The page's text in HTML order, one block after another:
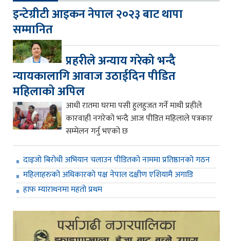
इन्टेग्रीटी आइकन नेपाल २०२३ बाट थापा
सम्मानित
प्रहरीले अन्याय गरेको भन्दै
न्यायकालागि आवाज उठाईदिन पीडित
महिलाको अपिल
आधी रातमा घरमा पसी हुलहुजत गर्ने माथी प्रहीले
कारवाही नगरेको भन्दै आज पीडित महिलाले पत्रकार
सम्मेलन गर्नु भएको छ
दाइजो बिरोधी अभियान चलाउन पीडितको नाममा प्रतिष्ठानको गठन
महिलाहरुको अधिकारको पक्ष नेपाल दक्षीण एशियामै अगाडि
हाफ म्याराथनमा महतो प्रथम